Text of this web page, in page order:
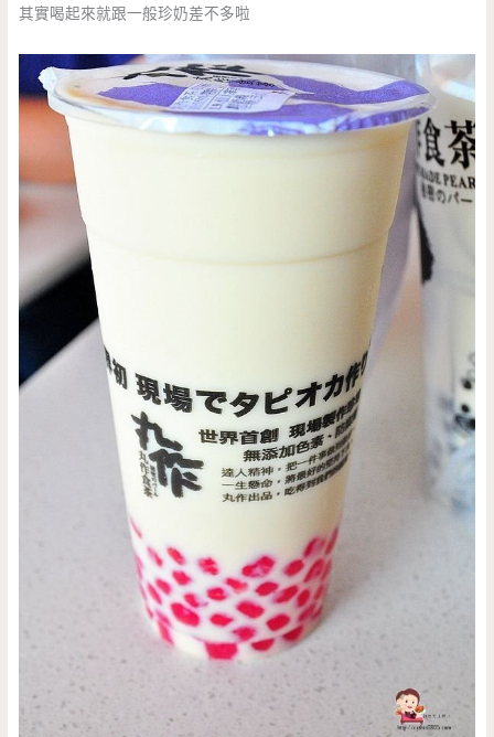
其實喝起來就跟一般珍奶差不多啦